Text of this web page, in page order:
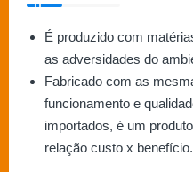
É produzido com
as adversidades do
Fabricado com as
funcionamento e
importados, é um
relação custo x benefício.